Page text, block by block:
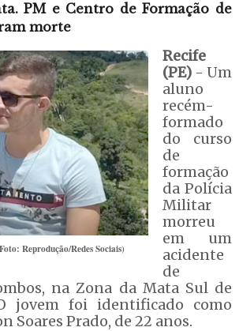
PM e Centro de Formação de
morte
Reprodução/Redes Sociais)
Recife
(PE)- Um
aluno
recém-
formado
do curso
de
formação
da Polícia
Militar
morreu
em um
acidente
de
na Zona da Mata Sul de
jovem foi identificado como
Soares Prado, de 22 anos.